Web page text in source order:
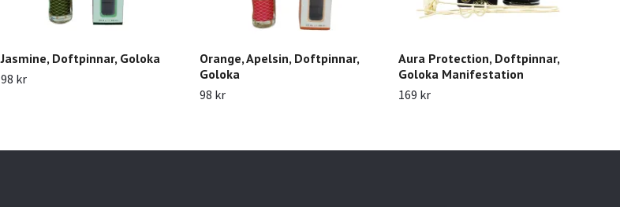
Jasmine, Doftpinnar, Goloka
98 kr
Orange, Apelsin, Doftpinnar,
Goloka
98 kr
Aura Protection, Doftpinnar,
Goloka Manifestation
169 kr